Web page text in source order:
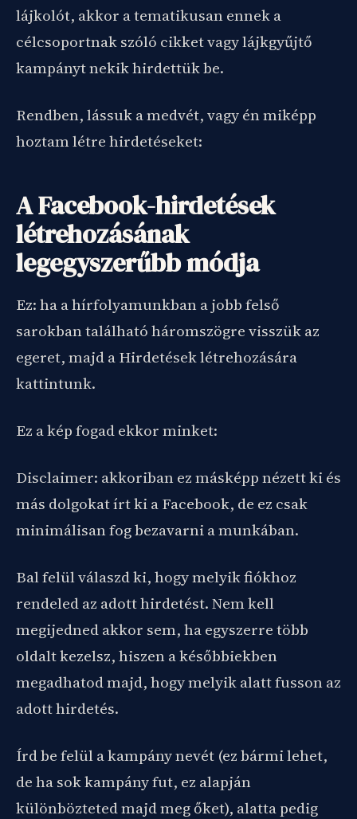
lájkolót, akkor a tematikusan ennek a
célcsoportnak szóló cikket vagy lájkgyűjtő
kampányt nekik hirdettük be.
Rendben, lássuk a medvét, vagy én miképp
hoztam létre hirdetéseket:
A Facebook-hirdetések
létrehozásának
legegyszerűbb módja
Ez: ha a hírfolyamunkban a jobb felső
sarokban található háromszögre visszük az
egeret, majd a Hirdetések létrehozására
kattintunk.
Ez a kép fogad ekkor minket:
Disclaimer: akkoriban ez másképp nézett ki és
más dolgokat írt ki a Facebook, de ez csak
minimálisan fog bezavarni a munkában.
Bal felül válaszd ki, hogy melyik fiókhoz
rendeled az adott hirdetést. Nem kell
megijedned akkor sem, ha egyszerre több
oldalt kezelsz, hiszen a későbbiekben
megadhatod majd, hogy melyik alatt fusson az
adott hirdetés.
Írd be felül a kampány nevét (ez bármi lehet,
de ha sok kampány fut, ez alapján
különbözteted majd meg őket), alatta pedig